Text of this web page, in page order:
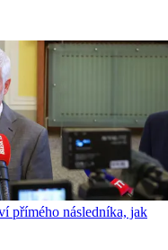
přímého následníka, jak